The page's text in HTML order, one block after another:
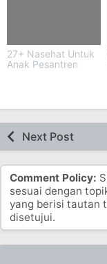
27+ Nasehat Untuk
Anak Pesantren
Next Post
Comment Policy:
sesuai dengan
yang berisi tautan
disetujui.